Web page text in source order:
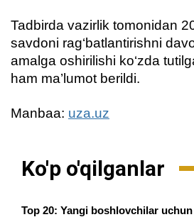
Tadbirda vazirlik tomonidan
savdoni rag‘batlantirishni
amalga oshirilishi ko‘zda
ham ma’lumot berildi.
Manbaa: uza.uz
Ko'p o'qilganlar
Top 20: Yangi boshlovchilar